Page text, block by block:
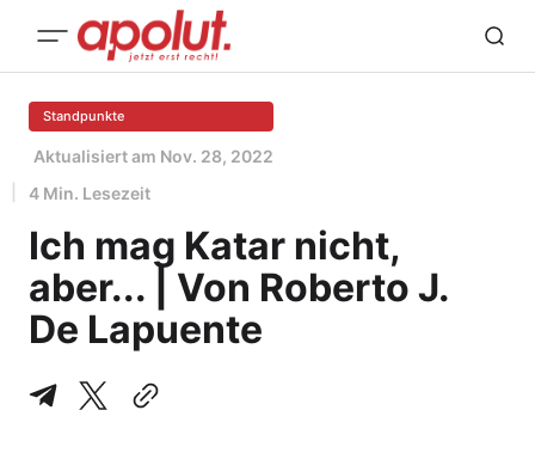
Standpunkte
Aktualisiert am Nov. 28, 2022
4 Min. Lesezeit
Ich mag Katar nicht,
aber... | Von Roberto J.
De Lapuente